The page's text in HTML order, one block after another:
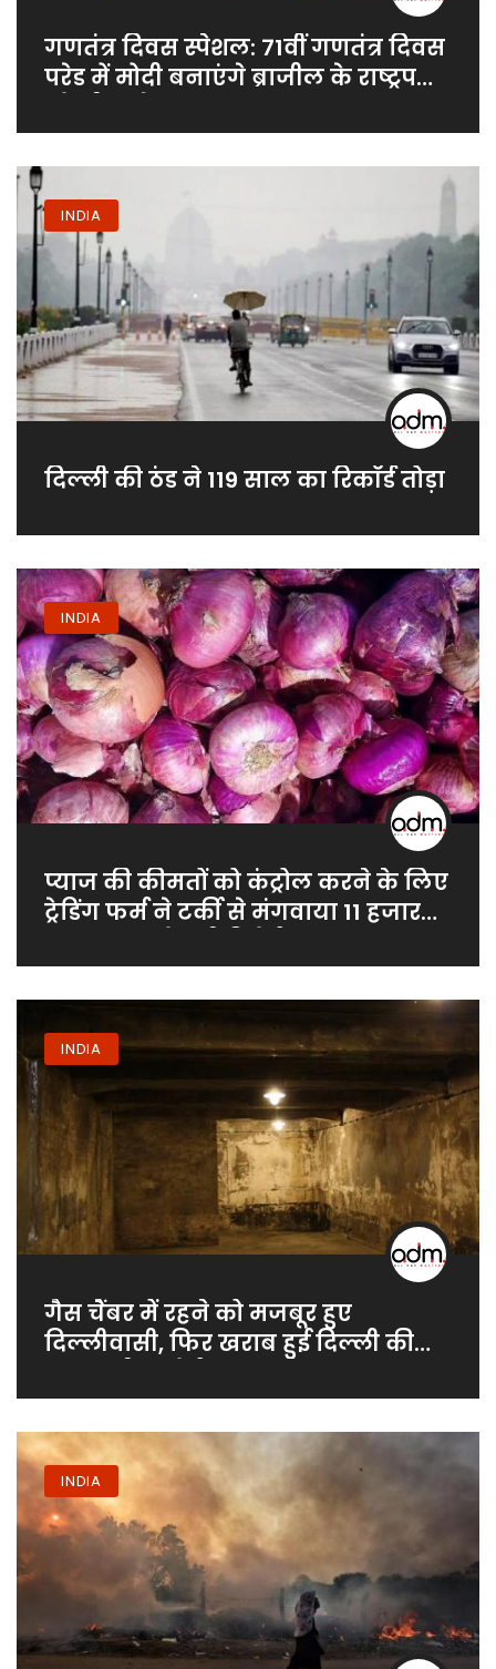
गणतंत्र दिवस स्पेशल: 71वीं गणतंत्र दिवस
परेड में मोदी बनाएंगे ब्राजील के राष्ट्रपति
INDIA
दिल्ली की ठंड ने 119 साल का रिकॉर्ड तोड़ा
INDIA
प्याज की कीमतों को कंट्रोल करने के लिए
ट्रेडिंग फर्म ने टर्की से मंगवाया 11 हजार
INDIA
गैस चैंबर में रहने को मजबूर हुए
दिल्लीवासी, फिर खराब हुई दिल्ली की
INDIA